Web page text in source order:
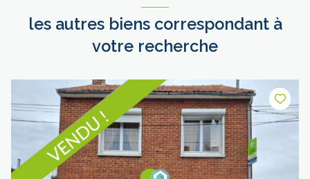
les autres biens correspondant à
votre recherche